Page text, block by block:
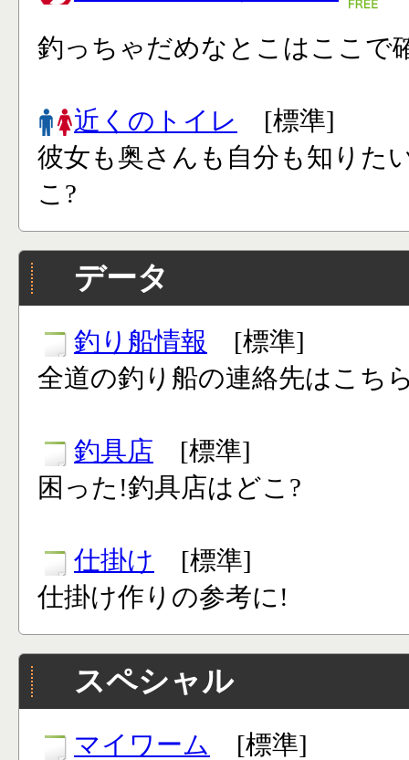
釣っちゃだめなとこはここで
近くのトイレ
[標準]
彼女も奥さんも自分も知りた
こ?
データ
釣り船情報 [標準]
全道の釣り船の連絡先はこち
釣具店 [標準]
困った!釣具店はどこ?
仕掛け [標準]
仕掛け作りの参考に!
スペシャル
マイワーム
[標準]